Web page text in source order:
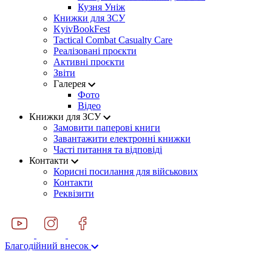
Кузня Уніж
Книжки для ЗСУ
KyivBookFest
Tactical Combat Casualty Care
Реалізовані проєкти
Активні проєкти
Звіти
Галерея
Фото
Відео
Книжки для ЗСУ
Замовити паперові книги
Завантажити електронні книжки
Часті питання та відповіді
Контакти
Корисні посилання для військових
Контакти
Реквізити
Благодійний внесок